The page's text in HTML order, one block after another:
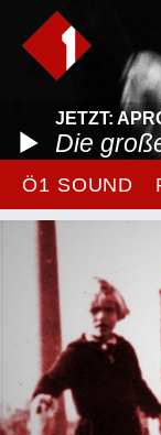
JETZT:
Die
Ö1 SOUND